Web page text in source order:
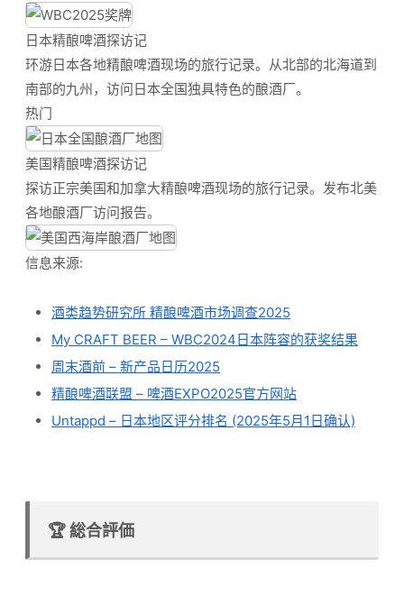
日本精酿啤酒探访记
环游日本各地精酿啤酒现场的旅行记录。从北部的北海道到
南部的九州，访问日本全国独具特色的酿酒厂。
热门
美国精酿啤酒探访记
探访正宗美国和加拿大精酿啤酒现场的旅行记录。发布北美
各地酿酒厂访问报告。
信息来源:
酒类趋势研究所 精酿啤酒市场调查2025
My CRAFT BEER – WBC2024日本阵容的获奖结果
周末酒前 – 新产品日历2025
精酿啤酒联盟 – 啤酒EXPO2025官方网站
Untappd – 日本地区评分排名 (2025年5月1日确认)
🏆 総合評価